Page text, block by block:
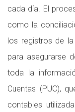
cada día. El
como la
los registros de
para asegurarse
toda la
Cuentas (PUC),
contables